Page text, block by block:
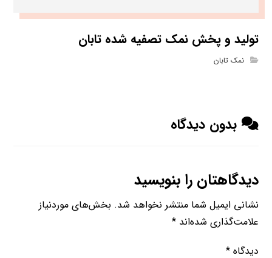
تولید و پخش نمک تصفیه شده تابان
نمک تابان
بدون دیدگاه
دیدگاهتان را بنویسید
نشانی ایمیل شما منتشر نخواهد شد. بخش‌های موردنیاز
علامت‌گذاری شده‌اند*
دیدگاه*